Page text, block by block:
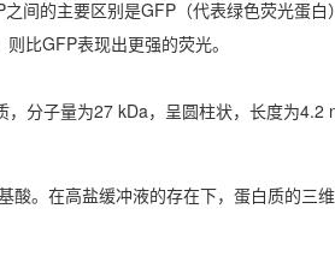
间的主要区别是GFP（代表绿色荧光蛋
比GFP表现出更强的荧光。
分子量为27 kDa，呈圆柱状，长度为4.2
酸。在高盐缓冲液的存在下，蛋白质的三